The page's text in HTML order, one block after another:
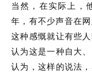
当然，在实际上，
年，有不少声音在网
这种感慨就让有些
认为这是一种自大
认为，这样的说法